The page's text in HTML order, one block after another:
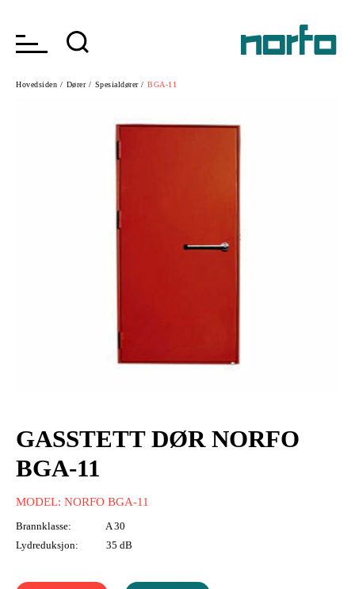
Hovedsiden / Dører / Spesialdører / BGA-11
GASSTETT DØR NORFO
BGA-11
MODEL: NORFO BGA-11
Brannklasse:
A 30
Lydreduksjon:
35 dB